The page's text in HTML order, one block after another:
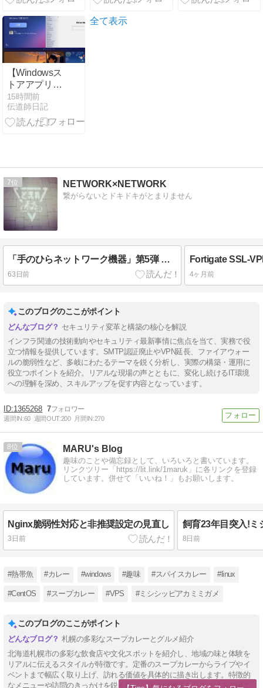
る必要はな
い!?【おばけ
バスター】
（自動投稿・
他サイトに飛
びます）
【Windowsス
トアアプリ】
更新があった
ようですね。
15時間前
伝道師日記
全て表示
7 NETWORK×NETWORK
繋がらないとドキドキがとまりません
「手のひらネットワーク機器」第5弾 ユーザー選挙
63日前 4ヶ月前
このブログのここがポイント
セキュリティ変革と構築の核心を解説
インフラ関連の技術動向やセキュリティ最新事情に焦点を当て、実務で役
立つ情報を提供しています。SMTP認証廃止やVPN延長、ファイアウォー
ルの脆弱性など、多岐にわたるテーマを鋭く分析し、実際の構築・運用に
役立つポイントを紹介。リアルな現場の声とともに、変化し続けるIT環境
への理解を深め、スキルアップを促す内容となっています。
1365268 7
週間IN:60 週間OUT:200 月間IN:270
8 MARU's Blog
趣味のことや備忘録として、いろいろと書いています。
リンクツリー「https://lit.link/1maruk」に各リンクを登録
しています。併せて「いいね！」もお願いします。
Nginx脆弱性対応と非推奨設定の見直し
3日前 8日前
#熱帯魚 #カレー #windows #趣味 #スパイスカレー #linux
#CentOS #スープカレー #VPS #ミシシッピアカミミガメ
このブログのここがポイント
札幌の多彩なスープカレーとグルメ紹介
北海道札幌市の多彩な飲食店や文化スポットを紹介し、地域の味と体験を
リアルに伝えるスタイルが特徴です。定番のスープカレーからライブやイ
ベントまで幅広く取り上げ、訪れる価値を具体的に描き出します。特徴的
なメニューや訪問のきっかけを鋭く捉え、読者の興味を引きつける表現で